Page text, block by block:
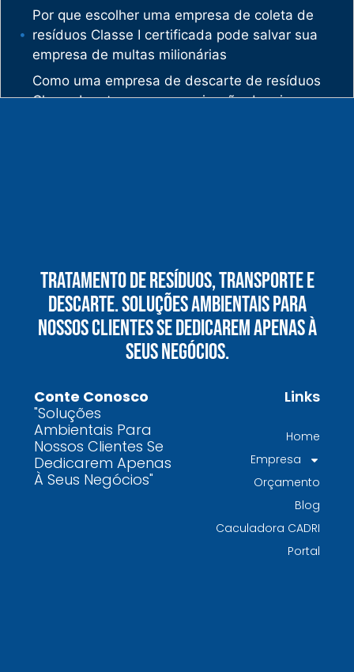
Por que escolher uma empresa de coleta de
resíduos Classe I certificada pode salvar sua
empresa de multas milionárias
Como uma empresa de descarte de resíduos
Classe I protege sua organização de crimes
vê oportunidades bilionárias esperando para
serem exploradas.
O que uma empresa de gestão de resíduos
químicos precisa fazer para garantir segurança
e conformidade legal no Brasil
contaminados protege o meio ambiente e
garante conformidade legal no Brasil
Por que contratar uma empresa de gestão de
resíduos classe I é fundamental para sua
indústria
gerenciamento de resíduos especializada é
Tratamento De Resíduos, Transporte E
Descarte. Soluções Ambientais Para
Nossos Clientes Se Dedicarem Apenas À
Seus Negócios.
Conte Conosco
"Soluções
Ambientais Para
Nossos Clientes Se
Dedicarem Apenas
À Seus Negócios"
Links
Home
Empresa
Orçamento
Blog
Caculadora CADRI
Portal